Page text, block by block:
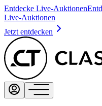
Entdecke Live-Auktionen
Live-Auktionen
Jetzt entdecken